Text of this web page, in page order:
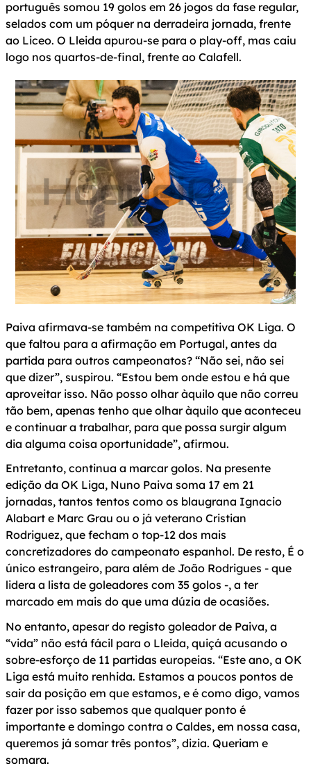
português somou 19 golos em 26 jogos da fase regular,
selados com um póquer na derradeira jornada, frente
ao Liceo. O Lleida apurou-se para o play-off, mas caiu
logo nos quartos-de-final, frente ao Calafell.
Paiva afirmava-se também na competitiva OK Liga. O
que faltou para a afirmação em Portugal, antes da
partida para outros campeonatos? “Não sei, não sei
que dizer”, suspirou. “Estou bem onde estou e há que
aproveitar isso. Não posso olhar àquilo que não correu
tão bem, apenas tenho que olhar àquilo que aconteceu
e continuar a trabalhar, para que possa surgir algum
dia alguma coisa oportunidade”, afirmou.
Entretanto, continua a marcar golos. Na presente
edição da OK Liga, Nuno Paiva soma 17 em 21
jornadas, tantos tentos como os blaugrana Ignacio
Alabart e Marc Grau ou o já veterano Cristian
Rodriguez, que fecham o top-12 dos mais
concretizadores do campeonato espanhol. De resto, É o
único estrangeiro, para além de João Rodrigues - que
lidera a lista de goleadores com 35 golos -, a ter
marcado em mais do que uma dúzia de ocasiões.
No entanto, apesar do registo goleador de Paiva, a
“vida” não está fácil para o Lleida, quiçá acusando o
sobre-esforço de 11 partidas europeias. “Este ano, a OK
Liga está muito renhida. Estamos a poucos pontos de
sair da posição em que estamos, e é como digo, vamos
fazer por isso sabemos que qualquer ponto é
importante e domingo contra o Caldes, em nossa casa,
queremos já somar três pontos”, dizia. Queriam e
somara.